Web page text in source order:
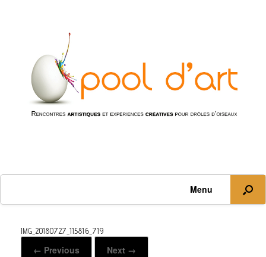
Menu
IMG_20180727_115816_719
← Previous Next →